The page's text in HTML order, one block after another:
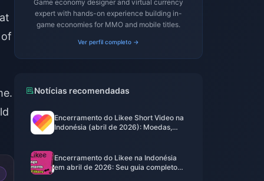
Game economy designer and virtual currency
expert with hands-on experience building in-
game economies for MMO and mobile titles.
Ver perfil completo →
Notícias recomendadas
Encerramento do Likee Short Video na
Indonésia (abril de 2026): Moedas,
Encerramento do Likee na Indonésia
em abril de 2026: Seu guia completo